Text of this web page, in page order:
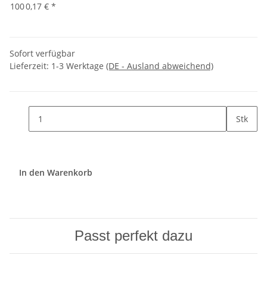
1000,17 € *
Sofort verfügbar
Lieferzeit: 1-3 Werktage (DE - Ausland abweichend)
Stk
In den Warenkorb
Passt perfekt dazu